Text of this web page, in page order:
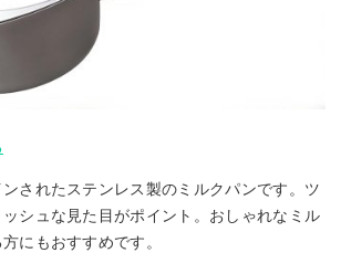
されたステンレス製のミルクパンです。ツ
シュな見た目がポイント。おしゃれなミル
にもおすすめです。